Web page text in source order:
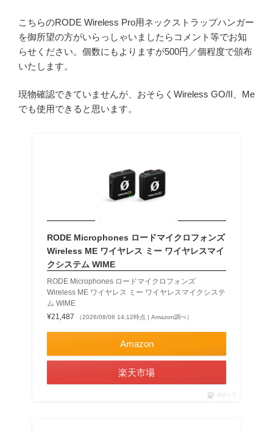
こちらのRODE Wireless Pro用ネックストラップハンガー
を御所望の方がいらっしゃいましたらコメント等でお知
らせください。個数にもよりますが500円／個程度で頒布
いたします。
現物確認できていませんが、おそらくWireless GO/II、Me
でも使用できると思います。
RODE Microphones ロードマイクロフォンズ
Wireless ME ワイヤレス ミー ワイヤレスマイ
クシステム WIME
RODE Microphones ロードマイクロフォンズ
Wireless ME ワイヤレス ミー ワイヤレスマイクシステ
ム WIME
¥21,487
（2026/08/06 14:12時点 | Amazon調べ）
Amazon
楽天市場
ポチップ